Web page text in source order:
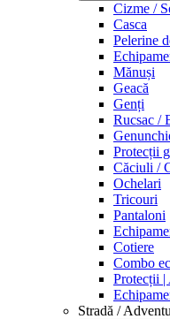
Cizme /
Casca
Pelerine
Mănuși
Geacă
Genți
Rucsac /
Protecții
Căciuli /
Ochelari
Tricouri
Pantaloni
Cotiere
Combo
Protecții
Stradă /